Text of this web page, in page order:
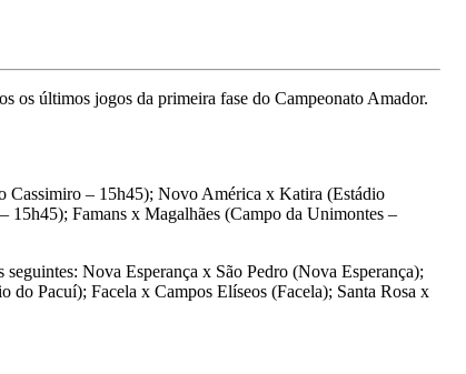
os últimos jogos da primeira fase do Campeonato Amador.
Cassimiro – 15h45); Novo América x Katira (Estádio
Famans x Magalhães (Campo da Unimontes –
Nova Esperança x São Pedro (Nova Esperança);
Pacuí); Facela x Campos Elíseos (Facela); Santa Rosa x